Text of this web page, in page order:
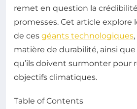
remet en question la
promesses. Cet article explore
de ces géants technologiques
matière de durabilité, ainsi
qu’ils doivent surmonter pour
objectifs climatiques.
Table of Contents